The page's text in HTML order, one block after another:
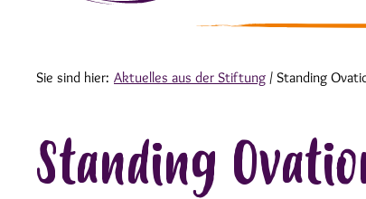
Sie sind hier: Aktuelles aus der Stiftung / Standing
Standing